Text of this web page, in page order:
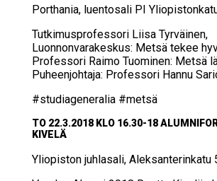
Port­ha­nia, luen­to­sa­li PI
Tutkimusprofessori Liisa Tyrväinen,
Luonnonvarakeskus: Metsä tekee
Professori Raimo Tuominen: Metsä
Puheenjohtaja: Professori Hannu
#studiageneralia #metsä
TO 22.3.2018 KLO 16.30­-18
KI­VE­LÄ
Yli­opis­ton juh­la­sa­li, Alek­san­te­rin­ka­tu